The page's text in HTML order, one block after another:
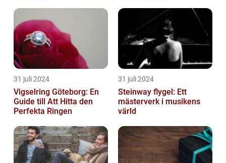
31 juli 2024
Vigselring Göteborg: En
Guide till Att Hitta den
Perfekta Ringen
31 juli 2024
Steinway flygel: Ett
mästerverk i musikens
värld